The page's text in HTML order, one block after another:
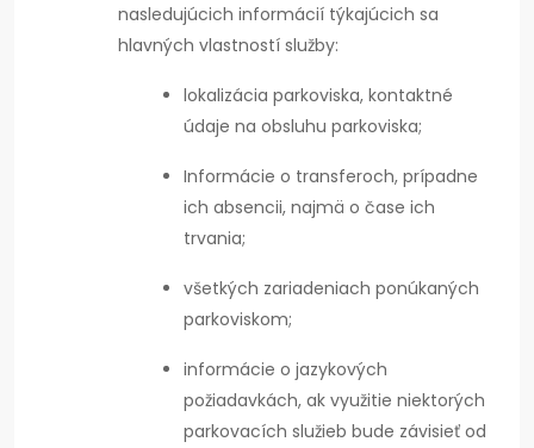
nasledujúcich informácií týkajúcich sa
hlavných vlastností služby:
lokalizácia parkoviska, kontaktné
údaje na obsluhu parkoviska;
Informácie o transferoch, prípadne
ich absencii, najmä o čase ich
trvania;
všetkých zariadeniach ponúkaných
parkoviskom;
informácie o jazykových
požiadavkách, ak využitie niektorých
parkovacích služieb bude závisieť od